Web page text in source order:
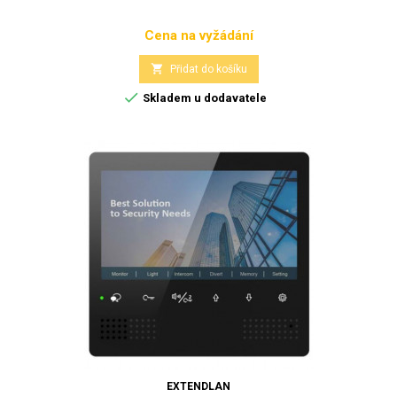
Cena
Cena na vyžádání
 Přidat do košíku
 Skladem u dodavatele
EXTENDLAN